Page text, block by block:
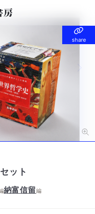
share
share
ット
納富信留編